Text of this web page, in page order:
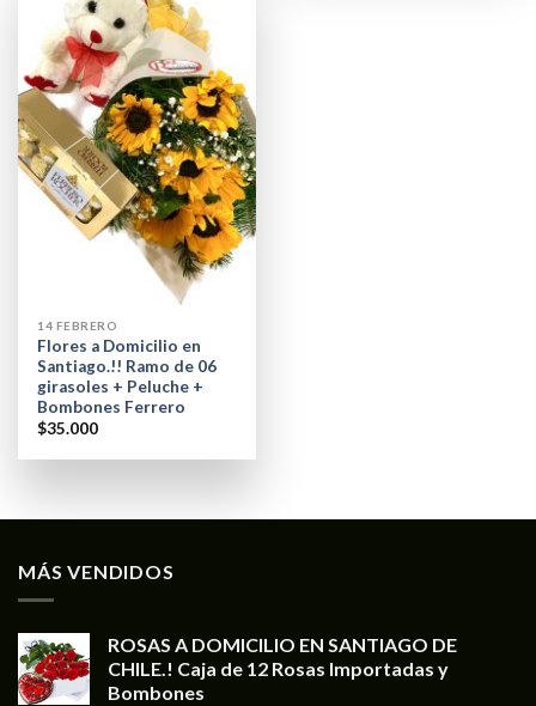
14 FEBRERO
Flores a Domicilio en
Santiago.!! Ramo de 06
girasoles + Peluche +
Bombones Ferrero
$35.000
MÁS VENDIDOS
ROSAS A DOMICILIO EN SANTIAGO DE
CHILE.! Caja de 12 Rosas Importadas y
Bombones